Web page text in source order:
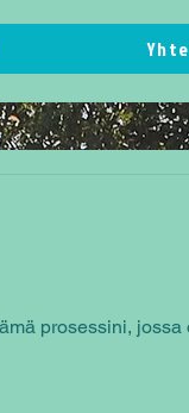
prosessini,